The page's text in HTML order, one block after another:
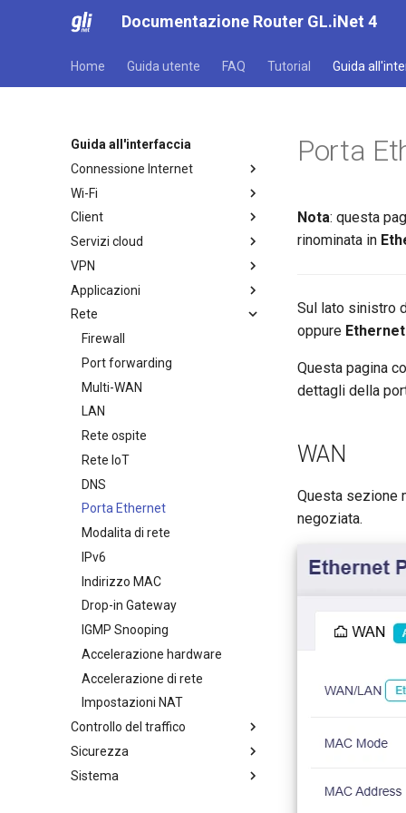
Documentazione Router GL.iNet 4
Home Guida utente FAQ Tutorial Guida
Guida all'interfaccia
Connessione Internet
Internet
Ethernet
Repeater
Tethering
Cellulare
Wi-Fi
Wi-Fi
Client
Client
Servizi cloud
GoodCloud
AstroWarp
VPN
VPN Dashboard
Profilo client VPN
Client OpenVPN
Server OpenVPN
Client WireGuard
Server WireGuard
Applicazioni
Plug-in
Dynamic DNS
Archiviazione di rete
AdGuard Home
Controllo genitori
Bark
Tailscale
ZeroTier
Tor
Gestione eSIM
Rete
Firewall
Port forwarding
Multi-WAN
LAN
Rete ospite
Rete IoT
DNS
Porta Ethernet
Modalita di rete
IPv6
Indirizzo MAC
Drop-in Gateway
IGMP Snooping
Accelerazione hardware
Accelerazione di rete
Impostazioni NAT
Controllo del traffico
Motore DPI
Statistiche dati
Sicurezza
Port Forwarding
Sistema
Porta
Nota: questa
rinominata in
Sul lato sinistro
oppure
Questa pagina
dettagli della
WAN
Questa sezione
negoziata.